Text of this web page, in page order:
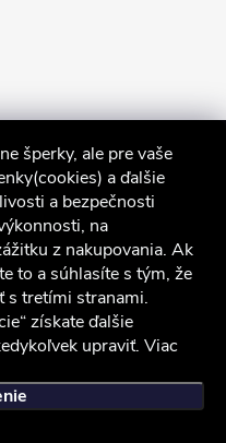
šperky, ale pre vaše
a ďalšie
a bezpečnosti
na
z nakupovania. Ak
to a súhlasíte s tým, že
s tretími stranami.
získate ďalšie
upraviť. Viac
Ochrana osobných údajov